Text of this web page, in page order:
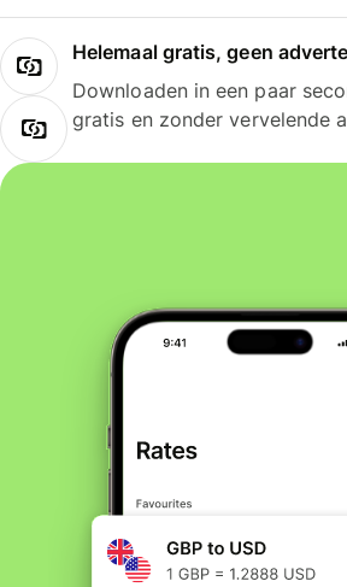
Helemaal gratis, geen
Downloaden in een paar
gratis en zonder vervelende